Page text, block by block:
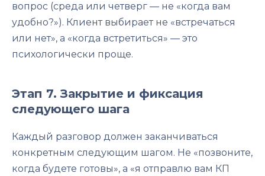
вопрос (среда или четверг — не «когда вам
удобно?»). Клиент выбирает не «встречаться
или нет», а «когда встретиться» — это
психологически проще.
Этап 7. Закрытие и фиксация
следующего шага
Каждый разговор должен заканчиваться
конкретным следующим шагом. Не «позвоните,
когда будете готовы», а «я отправлю вам КП